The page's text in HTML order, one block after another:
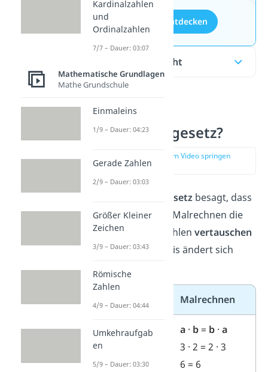
Aufgaben entdecken
Inhaltsübersicht
Was ist das
Kommutativgesetz?
zur Stelle im Video springen
(00:12)
Kommutativgesetzbesagt, dass
du beim Plus- oder Malrechnen die
Reihenfolge
von Zahlen vertauschen
kannst. Das Ergebnis ändert sich
Plusrechnen Malrechnen
a+b=b+a
2 + 3 = 3 + 2
5 = 5
a· b= b· a
3 · 2 = 2 · 3
6 = 6
Kardinalzahlen
und
Ordinalzahlen
7/7 – Dauer: 03:07
Mathematische Grundlagen
Mathe Grundschule
Einmaleins
1/9 – Dauer: 04:23
Gerade Zahlen
2/9 – Dauer: 03:03
Größer Kleiner
Zeichen
3/9 – Dauer: 03:43
Römische
Zahlen
4/9 – Dauer: 04:44
Umkehraufgab
en
5/9 – Dauer: 03:30